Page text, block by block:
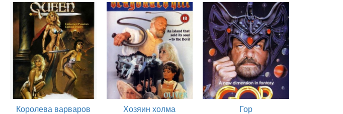
Королева варваров Хозяин холма Гор